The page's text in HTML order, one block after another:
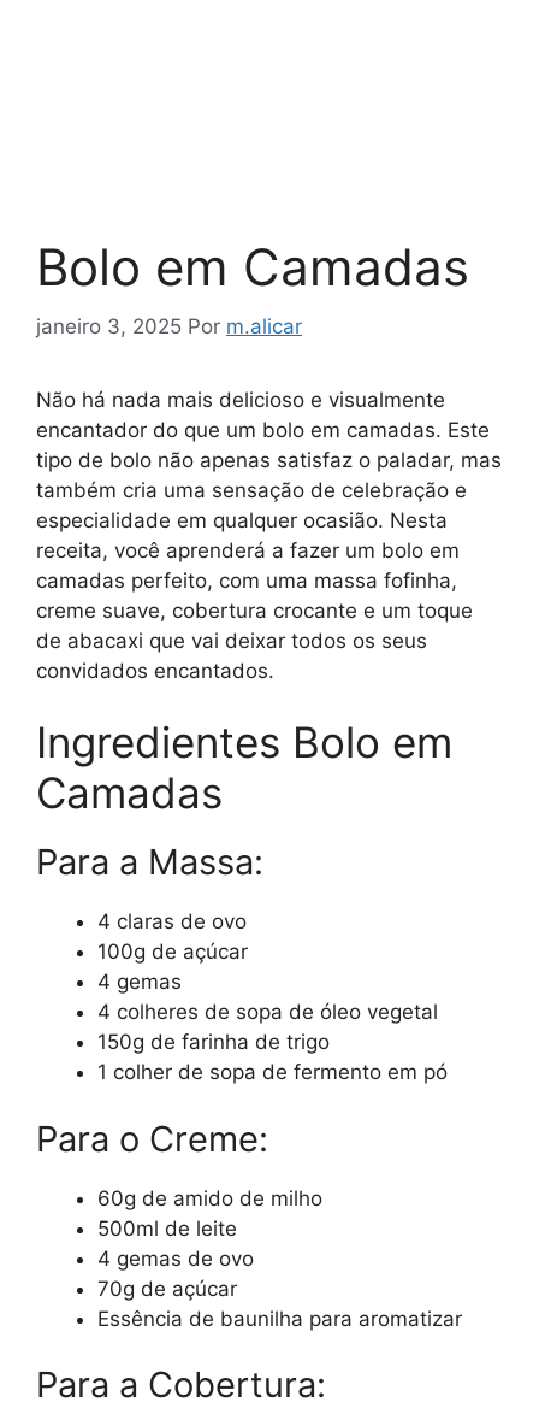
Bolo em Camadas
janeiro 3, 2025 Por m.alicar
Não há nada mais delicioso e visualmente
encantador do que um bolo em camadas. Este
tipo de bolo não apenas satisfaz o paladar, mas
também cria uma sensação de celebração e
especialidade em qualquer ocasião. Nesta
receita, você aprenderá a fazer um bolo em
camadas perfeito, com uma massa fofinha,
creme suave, cobertura crocante e um toque
de abacaxi que vai deixar todos os seus
convidados encantados.
Ingredientes Bolo em
Camadas
Para a Massa:
4 claras de ovo
100g de açúcar
4 gemas
4 colheres de sopa de óleo vegetal
150g de farinha de trigo
1 colher de sopa de fermento em pó
Para o Creme:
60g de amido de milho
500ml de leite
4 gemas de ovo
70g de açúcar
Essência de baunilha para aromatizar
Para a Cobertura: